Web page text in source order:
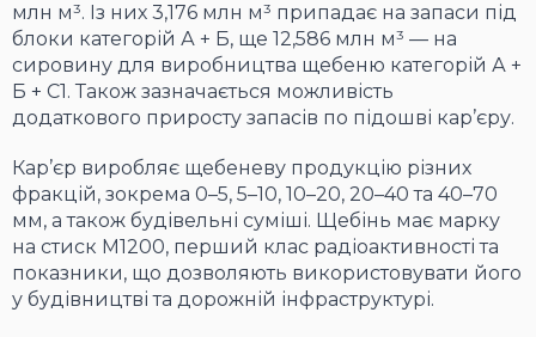
млн м³. Із них 3,176 млн м³ припадає на запаси під
блоки категорій А + Б, ще 12,586 млн м³ — на
сировину для виробництва щебеню категорій А +
Б + С1. Також зазначається можливість
додаткового приросту запасів по підошві кар’єру.
Кар’єр виробляє щебеневу продукцію різних
фракцій, зокрема 0–5, 5–10, 10–20, 20–40 та 40–70
мм, а також будівельні суміші. Щебінь має марку
на стиск М1200, перший клас радіоактивності та
показники, що дозволяють використовувати його
у будівництві та дорожній інфраструктурі.